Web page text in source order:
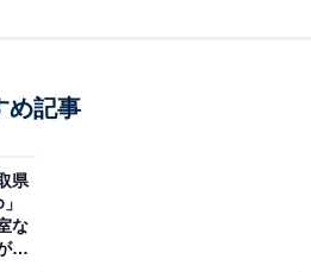
別価格で予約可能です。
め記事
県
な
魅